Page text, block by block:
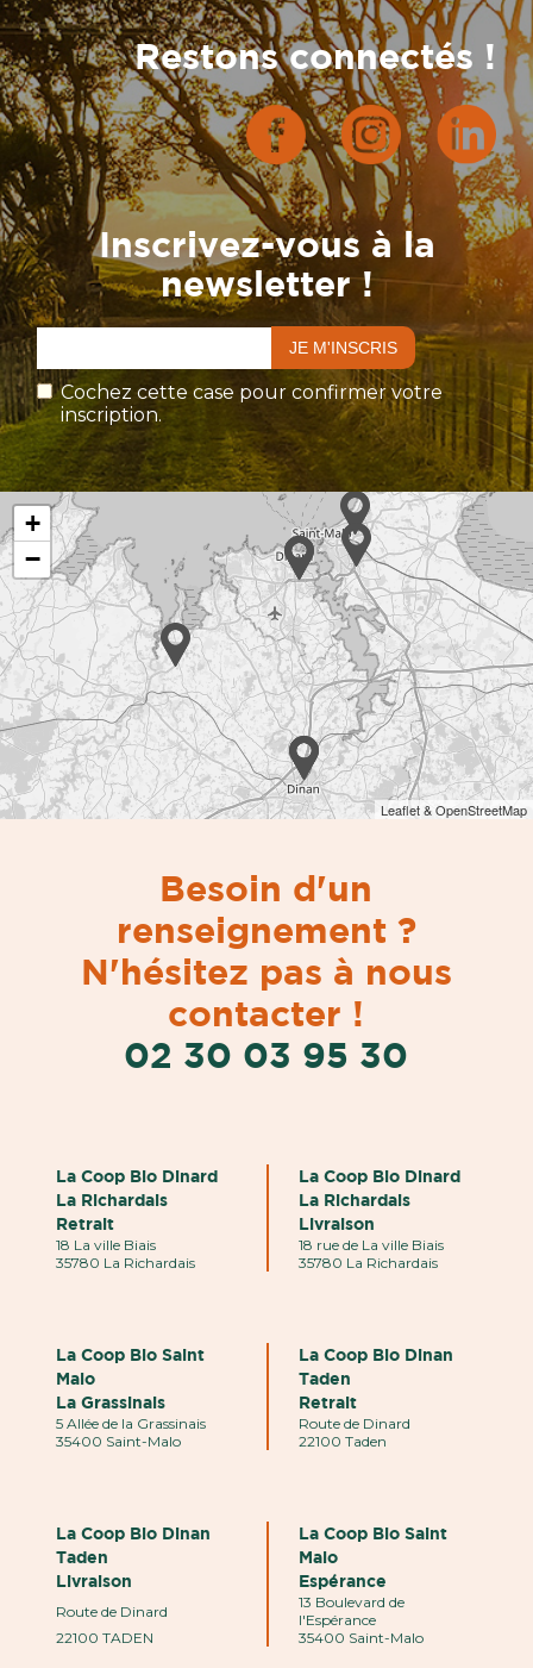
Restons connectés !
Inscrivez-vous à la
newsletter !
Cochez cette case pour confirmer votre
inscription.
Besoin d'un
renseignement ?
N'hésitez pas à nous
contacter !
02 30 03 95 30
La Coop Bio Dinard
La Richardais
Retrait
18 La ville Biais
35780 La Richardais
La Coop Bio Dinard
La Richardais
Livraison
18 rue de La ville Biais
35780 La Richardais
La Coop Bio Saint
Malo
La Grassinais
5 Allée de la Grassinais
35400 Saint-Malo
La Coop Bio Dinan
Taden
Retrait
Route de Dinard
22100 Taden
La Coop Bio Dinan
Taden
Livraison
Route de Dinard
22100 TADEN
La Coop Bio Saint
Malo
Espérance
13 Boulevard de
l'Espérance
35400 Saint-Malo
+
−
Leaflet & OpenStreetMap